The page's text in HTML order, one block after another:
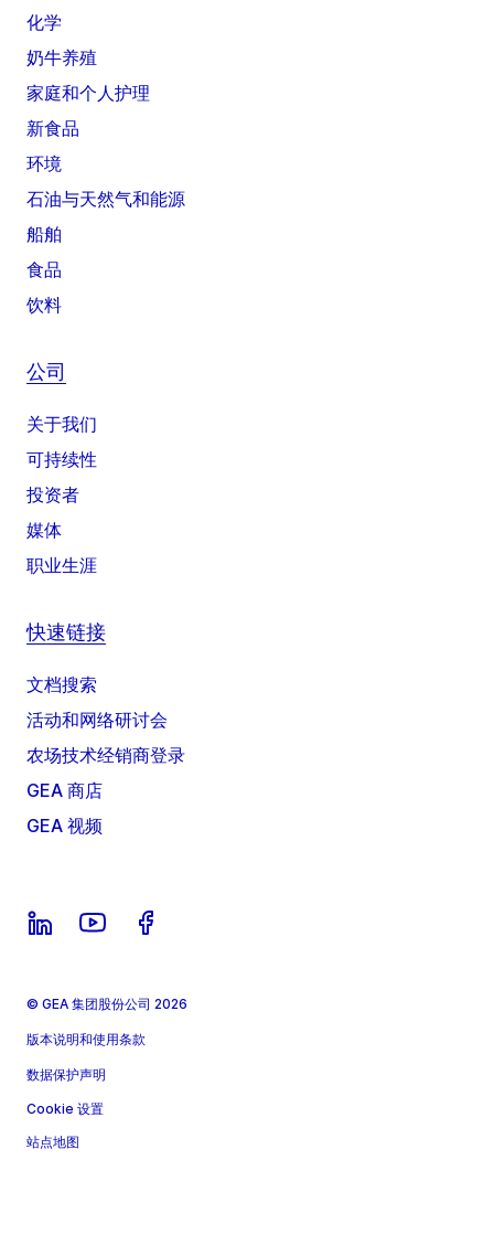
化学
奶牛养殖
家庭和个人护理
新食品
环境
石油与天然气和能源
船舶
食品
饮料
公司
关于我们
可持续性
投资者
媒体
职业生涯
快速链接
文档搜索
活动和网络研讨会
农场技术经销商登录
GEA 商店
GEA 视频
© GEA 集团股份公司 2026
版本说明和使用条款
数据保护声明
Cookie 设置
站点地图